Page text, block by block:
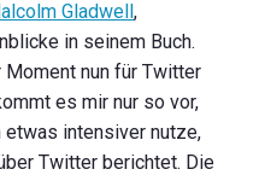
Gladwell,
in seinem Buch.
nun für Twitter
es mir nur so vor,
intensiver nutze,
Twitter berichtet. Die